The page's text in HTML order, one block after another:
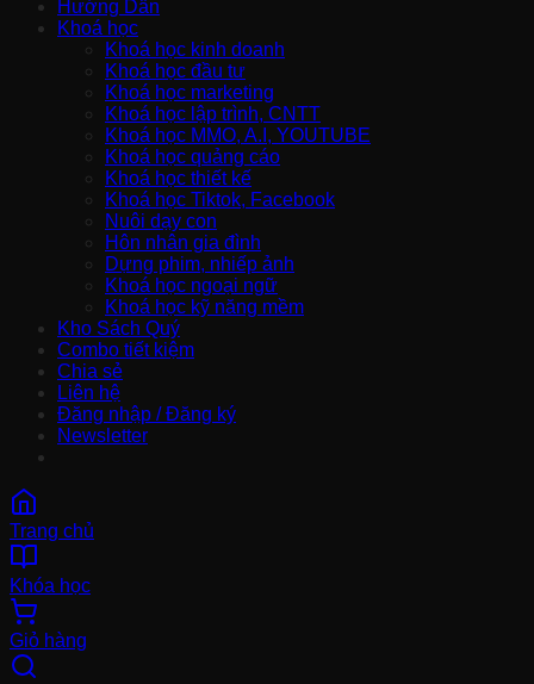
Hướng Dẫn
Khoá học
Khoá học kinh doanh
Khoá học đầu tư
Khoá học marketing
Khoá học lập trình, CNTT
Khoá học MMO, A.I, YOUTUBE
Khoá học quảng cáo
Khoá học thiết kế
Khoá học Tiktok, Facebook
Nuôi dạy con
Hôn nhân gia đình
Dựng phim, nhiếp ảnh
Khoá học ngoại ngữ
Khoá học kỹ năng mềm
Kho Sách Quý
Combo tiết kiệm
Chia sẻ
Liên hệ
Đăng nhập / Đăng ký
Newsletter
Trang chủ
Khóa học
Giỏ hàng